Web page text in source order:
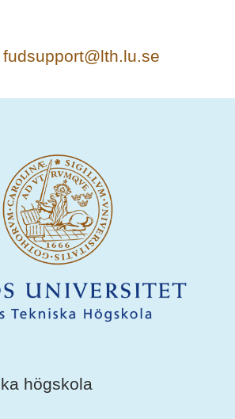
fudsupport@lth.lu.se
högskola